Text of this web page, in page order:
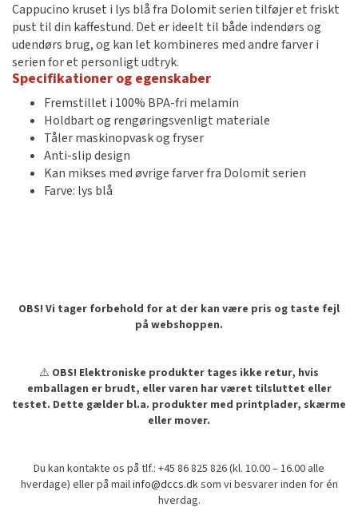
Cappucino kruset i lys blå fra Dolomit serien tilføjer et friskt
pust til din kaffestund. Det er ideelt til både indendørs og
udendørs brug, og kan let kombineres med andre farver i
serien for et personligt udtryk.
Specifikationer og egenskaber
Fremstillet i 100% BPA-fri melamin
Holdbart og rengøringsvenligt materiale
Tåler maskinopvask og fryser
Anti-slip design
Kan mikses med øvrige farver fra Dolomit serien
Farve: lys blå
OBS! Vi tager forbehold for at der kan være pris og taste fejl
på webshoppen.
⚠️ OBS! Elektroniske produkter tages ikke retur, hvis
emballagen er brudt, eller varen har været tilsluttet eller
testet. Dette gælder bl.a. produkter med printplader, skærme
eller mover.
Du kan kontakte os på tlf.: +45 86 825 826 (kl. 10.00 – 16.00 alle
hverdage) eller på mailinfo@dccs.dksom vi besvarer inden for én
hverdag.